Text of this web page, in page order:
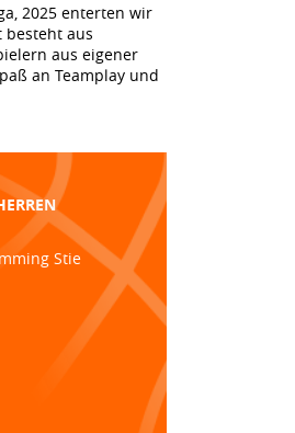
2025 enterten wir
besteht aus
aus eigener
an Teamplay und
Stie